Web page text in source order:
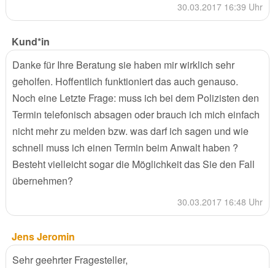
30.03.2017 16:39 Uhr
Kund*in
Danke für Ihre Beratung sie haben mir wirklich sehr
geholfen. Hoffentlich funktioniert das auch genauso.
Noch eine Letzte Frage: muss ich bei dem Polizisten den
Termin telefonisch absagen oder brauch ich mich einfach
nicht mehr zu melden bzw. was darf ich sagen und wie
schnell muss ich einen Termin beim Anwalt haben ?
Besteht vielleicht sogar die Möglichkeit das Sie den Fall
übernehmen?
30.03.2017 16:48 Uhr
Jens Jeromin
Sehr geehrter Fragesteller,